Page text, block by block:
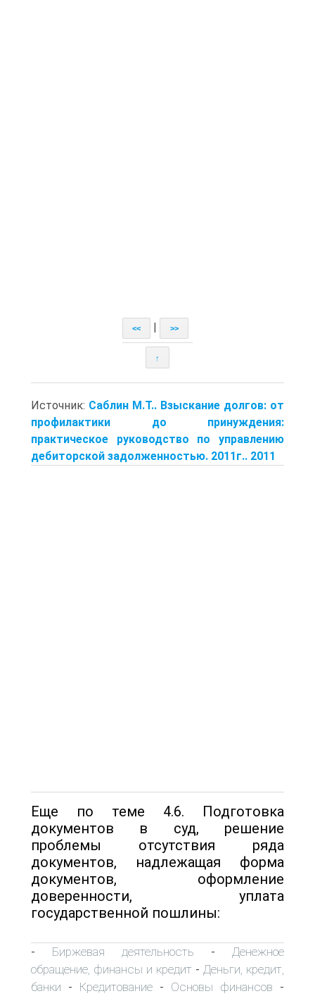
<< >>
↑
Источник: Саблин М.Т.. Взыскание долгов: от
профилактики до принуждения:
практическое руководство по управлению
дебиторской задолженностью. 2011г.. 2011
Еще по теме 4.6. Подготовка
документов в суд, решение
проблемы отсутствия ряда
документов, надлежащая форма
документов, оформление
доверенности, уплата
государственной пошлины:
- Биржевая деятельность - Денежное
обращение, финансы и кредит - Деньги, кредит,
банки - Кредитование - Основы финансов -